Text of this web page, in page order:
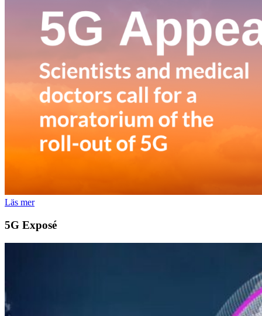
Läs mer
5G Exposé